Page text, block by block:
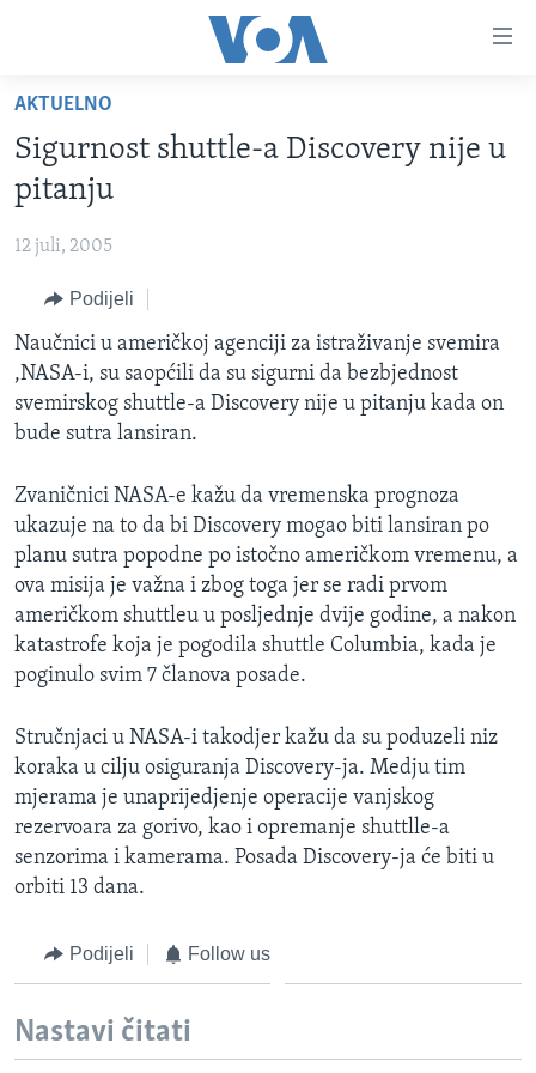
glavni
sadržaj
Pređi
na
glavnu
navigaciju
pretragu
VIDEO
FOTOGRAFIJE DANA
VIJESTI
SJEDINJENE AMERIČKE DRŽAVE
BOSNA I HERCEGOVINA
SVIJET
NAUKA I TEHNOLOGIJA
SPECIJALNI PROJEKTI
KORUPCIJA
SLOBODA MEDIJA
IZBJEGLIČKA STRANA
MAGAZIN
O GLASU AMERIKE
Learning English
PRATITE NAS
AKTUELNO
Sigurnost shuttle-a Discovery nije u
pitanju
12 juli, 2005
Podijeli
Naučnici u američkoj agenciji za istraživanje svemira
,NASA-i, su saopćili da su sigurni da bezbjednost
svemirskog shuttle-a Discovery nije u pitanju kada on
bude sutra lansiran.
Zvaničnici NASA-e kažu da vremenska prognoza
ukazuje na to da bi Discovery mogao biti lansiran po
planu sutra popodne po istočno američkom vremenu, a
ova misija je važna i zbog toga jer se radi prvom
američkom shuttleu u posljednje dvije godine, a nakon
katastrofe koja je pogodila shuttle Columbia, kada je
poginulo svim 7 članova posade.
Stručnjaci u NASA-i takodjer kažu da su poduzeli niz
koraka u cilju osiguranja Discovery-ja. Medju tim
mjerama je unaprijedjenje operacije vanjskog
rezervoara za gorivo, kao i opremanje shuttlle-a
senzorima i kamerama. Posada Discovery-ja će biti u
orbiti 13 dana.
Podijeli Follow us
Nastavi čitati